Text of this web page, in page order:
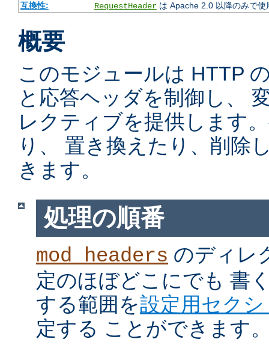
互換性:
RequestHeaderは Apache 2.0 以降のみで使
概要
このモジュールは HTTP
と応答ヘッダを制御し、
レクティブを提供します
り、 置き換えたり、削除
きます。
処理の順番
mod_headers のディレ
定のほぼどこにでも 書
する範囲を設定用セク
定する ことができます